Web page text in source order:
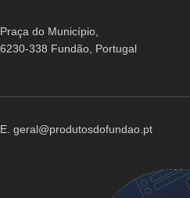
Praça do Município,
6230-338 Fundão, Portugal
E. geral@produtosdofundao.pt